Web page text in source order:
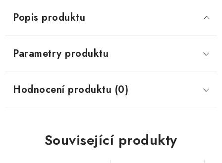
Popis produktu
Parametry produktu
Hodnocení produktu (0)
Související produkty